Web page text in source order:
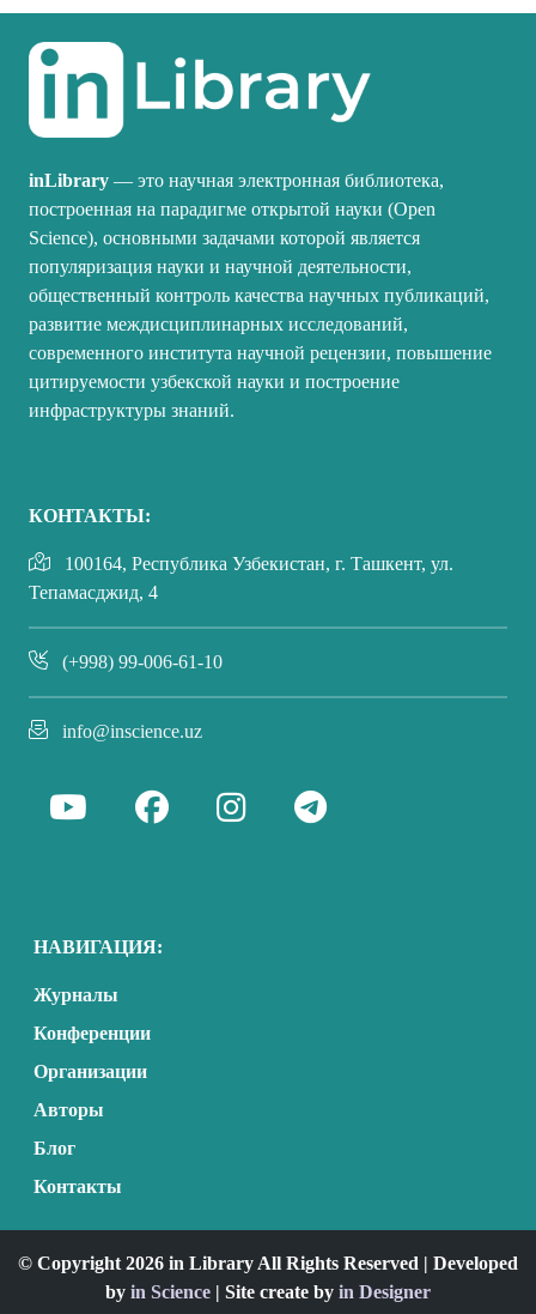
inLibrary — это научная электронная библиотека,
построенная на парадигме открытой науки (Open
Science), основными задачами которой является
популяризация науки и научной деятельности,
общественный контроль качества научных публикаций,
развитие междисциплинарных исследований,
современного института научной рецензии, повышение
цитируемости узбекской науки и построение
инфраструктуры знаний.
КОНТАКТЫ:
100164, Республика Узбекистан, г. Ташкент, ул.
Тепамасджид, 4
(+998) 99-006-61-10
info@inscience.uz
НАВИГАЦИЯ:
Журналы
Конференции
Организации
Авторы
Блог
Контакты
© Copyright 2026 in Library All Rights Reserved | Developed
by in Science | Site create by in Designer